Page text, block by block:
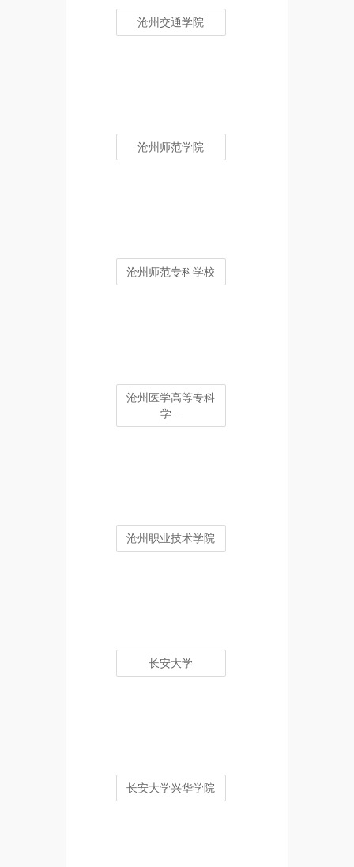
沧州交通学院
沧州师范学院
沧州师范专科学校
沧州医学高等专科
学...
沧州职业技术学院
长安大学
长安大学兴华学院